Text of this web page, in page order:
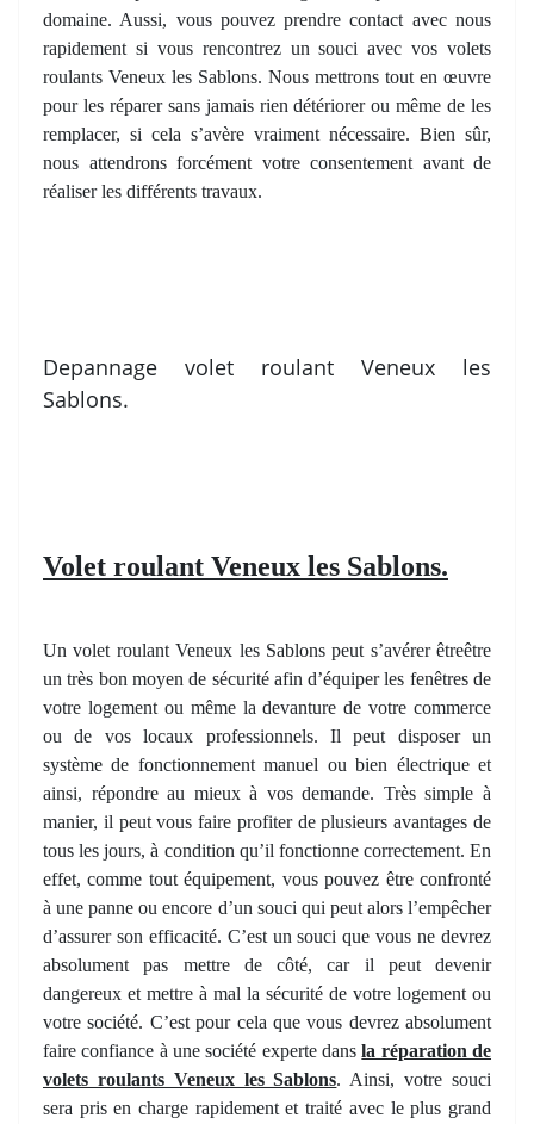
domaine. Aussi, vous pouvez prendre contact avec nous
rapidement si vous rencontrez un souci avec vos volets
roulants Veneux les Sablons. Nous mettrons tout en œuvre
pour les réparer sans jamais rien détériorer ou même de les
remplacer, si cela s’avère vraiment nécessaire. Bien sûr,
nous attendrons forcément votre consentement avant de
réaliser les différents travaux.
Depannage volet roulant Veneux les
Sablons.
Volet roulant Veneux les Sablons.
Un volet roulant Veneux les Sablons peut s’avérer êtreêtre
un très bon moyen de sécurité afin d’équiper les fenêtres de
votre logement ou même la devanture de votre commerce
ou de vos locaux professionnels. Il peut disposer un
système de fonctionnement manuel ou bien électrique et
ainsi, répondre au mieux à vos demande. Très simple à
manier, il peut vous faire profiter de plusieurs avantages de
tous les jours, à condition qu’il fonctionne correctement. En
effet, comme tout équipement, vous pouvez être confronté
à une panne ou encore d’un souci qui peut alors l’empêcher
d’assurer son efficacité. C’est un souci que vous ne devrez
absolument pas mettre de côté, car il peut devenir
dangereux et mettre à mal la sécurité de votre logement ou
votre société. C’est pour cela que vous devrez absolument
faire confiance à une société experte dansla réparation de
volets roulants Veneux les Sablons. Ainsi, votre souci
sera pris en charge rapidement et traité avec le plus grand